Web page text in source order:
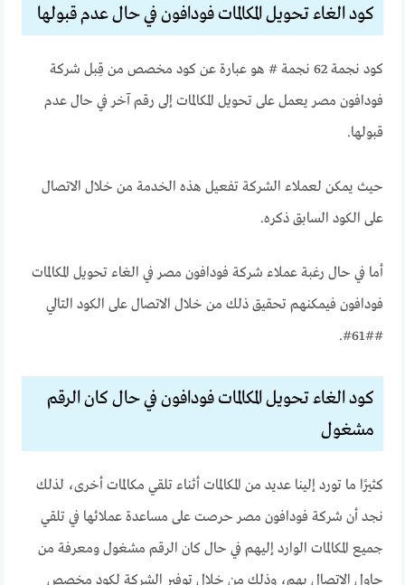
كود الغاء تحويل المكالمات فودافون في حال عدم قبولها
كود نجمة 62 نجمة # هو عبارة عن كود مخصص من قِبل شركة
فودافون مصر يعمل على تحويل المكالمات إلى رقم آخر في حال عدم
قبولها.
حيث يمكن لعملاء الشركة تفعيل هذه الخدمة من خلال الاتصال
على الكود السابق ذكره.
أما في حال رغبة عملاء شركة فودافون مصر في الغاء تحويل المكالمات
فودافون فيمكنهم تحقيق ذلك من خلال الاتصال على الكود التالي
##61#.
كود الغاء تحويل المكالمات فودافون في حال كان الرقم
مشغول
كثيرًا ما تورد إلينا عديد من المكالمات أثناء تلقي مكالمات أخرى، لذلك
نجد أن شركة فودافون مصر حرصت على مساعدة عملائها في تلقي
جميع المكالمات الوارد إليهم في حال كان الرقم مشغول ومعرفة من
حاول الاتصال بهم،وذلك من خلال توفير الشركة لكود مخصص